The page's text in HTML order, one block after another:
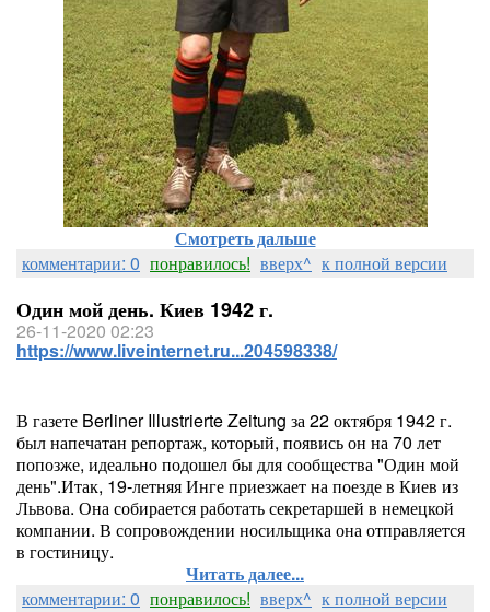
Смотреть дальше
комментарии: 0 понравилось! вверх^ к полной версии
Один мой день. Киев 1942 г.
26-11-2020 02:23
https://www.liveinternet.ru...204598338/
В газете Berliner Illustrierte Zeitung за 22 октября 1942 г.
был напечатан репортаж, который, появись он на 70 лет
попозже, идеально подошел бы для сообщества "Один мой
день".Итак, 19-летняя Инге приезжает на поезде в Киев из
Львова. Она собирается работать секретаршей в немецкой
компании. В сопровождении носильщика она отправляется
в гостиницу.
Читать далее...
комментарии: 0 понравилось! вверх^ к полной версии